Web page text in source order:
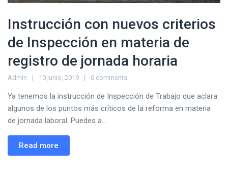
Instrucción con nuevos criterios
de Inspección en materia de
registro de jornada horaria
Admin 10 junio, 2019 0 comments
Ya tenemos la instrucción de Inspección de Trabajo que aclara
algunos de los puntos más críticos de la reforma en materia
de jornada laboral. Puedes a...
Read more